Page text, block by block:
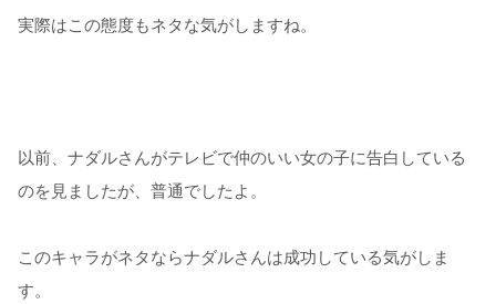
実際はこの態度もネタな気がしますね。
以前、ナダルさんがテレビで仲のいい女の子に告白している
のを見ましたが、普通でしたよ。
このキャラがネタならナダルさんは成功している気がしま
す。